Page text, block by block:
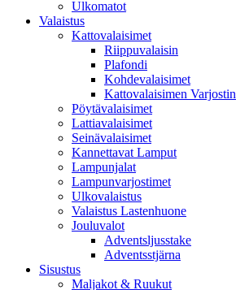
Ulkomatot
Valaistus
Kattovalaisimet
Riippuvalaisin
Plafondi
Kohdevalaisimet
Kattovalaisimen Varjostin
Pöytävalaisimet
Lattiavalaisimet
Seinävalaisimet
Kannettavat Lamput
Lampunjalat
Lampunvarjostimet
Ulkovalaistus
Valaistus Lastenhuone
Jouluvalot
Adventsljusstake
Adventsstjärna
Sisustus
Maljakot & Ruukut